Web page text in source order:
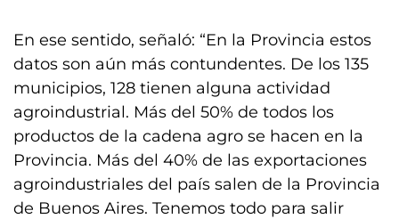
En ese sentido, señaló: “En la Provincia estos
datos son aún más contundentes. De los 135
municipios, 128 tienen alguna actividad
agroindustrial. Más del 50% de todos los
productos de la cadena agro se hacen en la
Provincia. Más del 40% de las exportaciones
agroindustriales del país salen de la Provincia
de Buenos Aires. Tenemos todo para salir